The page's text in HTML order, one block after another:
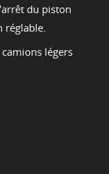
du piston
réglable.
légers